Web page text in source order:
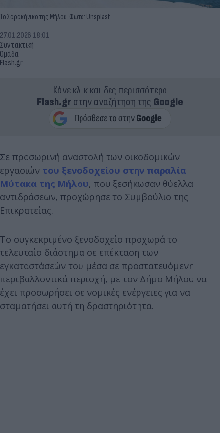
Το Σαρακήνικο της Μήλου. Φωτό: Unsplash
Συντακτική
Ομάδα
Flash.gr
27.01.2026 18:01
Κάνε κλικ και δες περισσότερο
Flash.grστην αναζήτηση της Google
Σε προσωρινή αναστολή των οικοδομικών
εργασιών του ξενοδοχείου στην παραλία
Μύτακα της Μήλου, που ξεσήκωσαν θύελλα
αντιδράσεων, προχώρησε το Συμβούλιο της
Επικρατείας.
Το συγκεκριμένο ξενοδοχείο προχωρά το
τελευταίο διάστημα σε επέκταση των
εγκαταστάσεών του μέσα σε προστατευόμενη
περιβαλλοντικά περιοχή, με τον Δήμο Μήλου να
έχει προσωρήσει σε νομικές ενέργειες για να
σταματήσει αυτή τη δραστηριότητα.